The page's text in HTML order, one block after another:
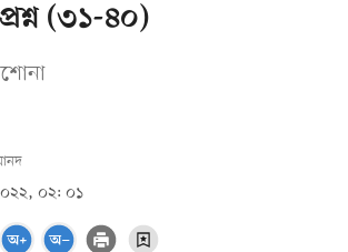
প্রশ্ন (৩১-৪০)
০২: ০১